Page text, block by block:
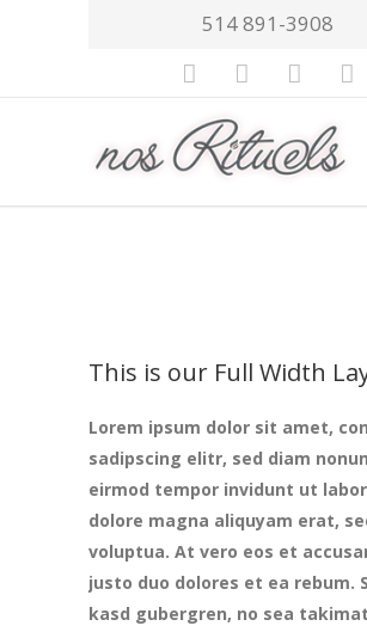
514 891-3908
This is our Full Width
Lorem ipsum dolor sit amet,
sadipscing elitr, sed diam
eirmod tempor invidunt ut
dolore magna aliquyam erat,
voluptua. At vero eos et
justo duo dolores et ea rebum.
kasd gubergren, no sea